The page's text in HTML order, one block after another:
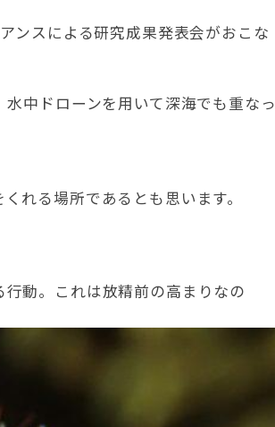
ンスによる研究成果発表会がおこな
中ドローンを用いて深海でも重なっ
れる場所であるとも思います。
動。これは放精前の高まりなの